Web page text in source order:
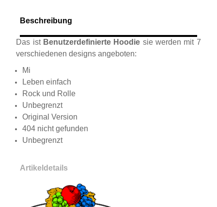
Beschreibung
Das ist Benutzerdefinierte Hoodie sie werden mit 7
verschiedenen designs angeboten:
Mi
Leben einfach
Rock und Rolle
Unbegrenzt
Original Version
404 nicht gefunden
Unbegrenzt
Artikeldetails